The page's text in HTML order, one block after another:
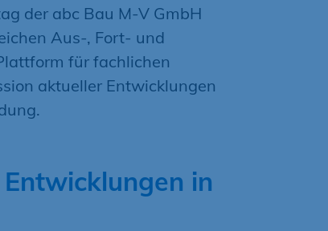
der abc Bau M-V GmbH
Aus-, Fort- und
für fachlichen
aktueller Entwicklungen
in